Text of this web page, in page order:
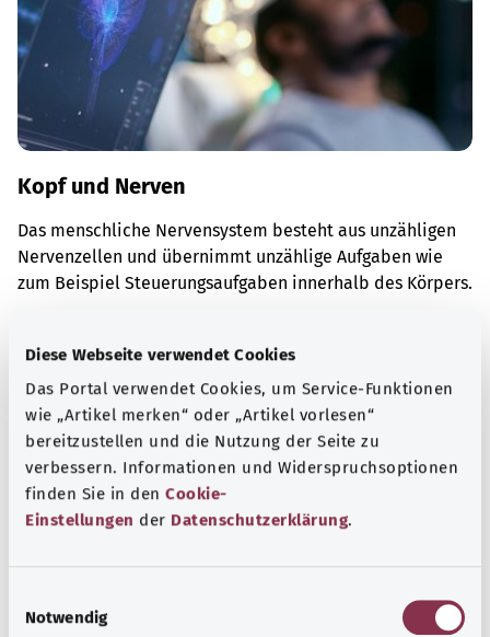
Diese Webseite verwendet Cookies
Das Portal verwendet Cookies, um Service-Funktionen
wie „Artikel merken“ oder „Artikel vorlesen“
bereitzustellen und die Nutzung der Seite zu
verbessern. Informationen und Widerspruchsoptionen
finden Sie in den Cookie-
Einstellungen der Datenschutzerklärung.
Notwendig
Kopf und Nerven
Das menschliche Nervensystem besteht aus unzähligen
Nervenzellen und übernimmt unzählige Aufgaben wie
zum Beispiel Steuerungsaufgaben innerhalb des Körpers.